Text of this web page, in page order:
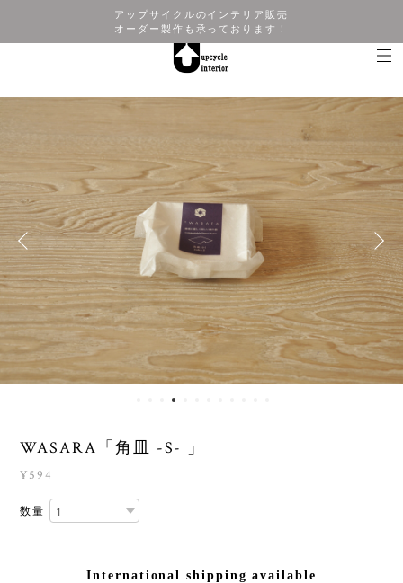
アップサイクルのインテリア販売
オーダー製作も承っております！
WASARA「角皿 -S- 」
¥594
数量
International shipping available